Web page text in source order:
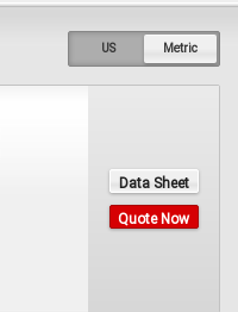
US Metric
Data Sheet
Quote Now